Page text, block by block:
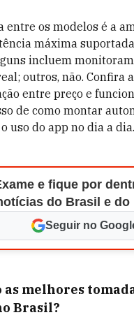
entre os modelos é a
máxima
incluem
outros, não. Confira
entre preço e
de como montar
uso do app no dia a dia.
e fique por
do Brasil e do
Seguir no
as melhores
Brasil?